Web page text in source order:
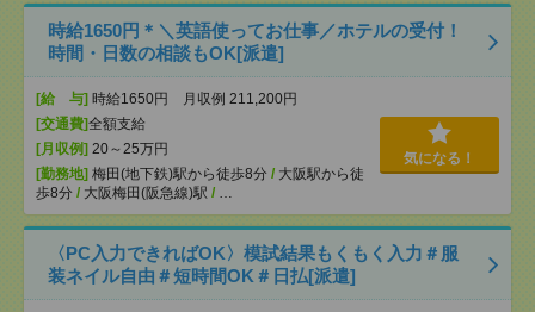
時給1650円＊＼英語使ってお仕事／ホテルの受付！
時間・日数の相談もOK[派遣]
[給 与] 時給1650円 月収例 211,200円
[交通費]全額支給
[月収例] 20～25万円
[勤務地] 梅田(地下鉄)駅から徒歩8分 / 大阪駅から徒
歩8分 / 大阪梅田(阪急線)駅 / …
気になる！
〈PC入力できればOK〉模試結果もくもく入力＃服
装ネイル自由＃短時間OK＃日払[派遣]